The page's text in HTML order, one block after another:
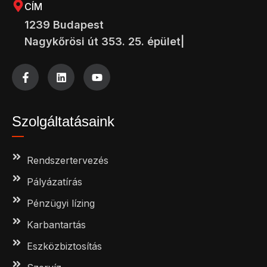
CÍM
1239 Budapest
Nagykőrösi út 353. 25. épület|
Szolgáltatásaink
Rendszertervezés
Pályázatírás
Pénzügyi lízing
Karbantartás
Eszközbiztosítás